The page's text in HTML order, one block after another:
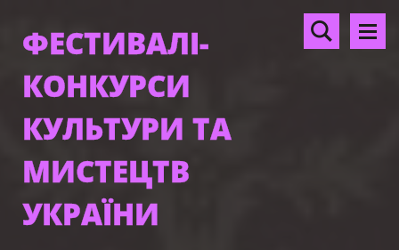
ФЕСТИВАЛІ-
КОНКУРСИ
КУЛЬТУРИ ТА
МИСТЕЦТВ
УКРАЇНИ